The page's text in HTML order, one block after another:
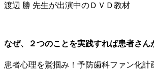
渡辺 勝 先生が出演中のＤＶＤ教材
なぜ、２つのことを実践すれば患者さ
患者心理を鷲掴み！予防歯科ファン化計